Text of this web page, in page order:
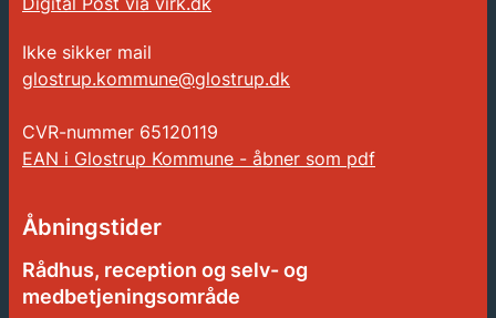
Ikke sikker mail
glostrup.kommune@glostrup.dk
CVR-nummer 65120119
EAN i Glostrup Kommune - åbner som pdf
Åbningstider
Rådhus, reception og selv- og
medbetjeningsområde